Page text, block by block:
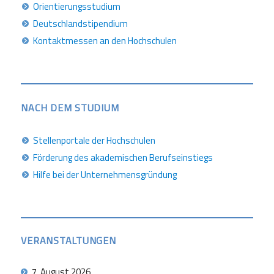
Orientierungsstudium
Deutschlandstipendium
Kontaktmessen an den Hochschulen
NACH DEM STUDIUM
Stellenportale der Hochschulen
Förderung des akademischen Berufseinstiegs
Hilfe bei der Unternehmensgründung
VERANSTALTUNGEN